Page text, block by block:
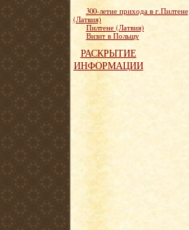
300-летие прихода в г.Пилтене
(Латвия)
Пилтене (Латвия)
Визит в Польшу
РАСКРЫТИЕ
ИНФОРМАЦИИ